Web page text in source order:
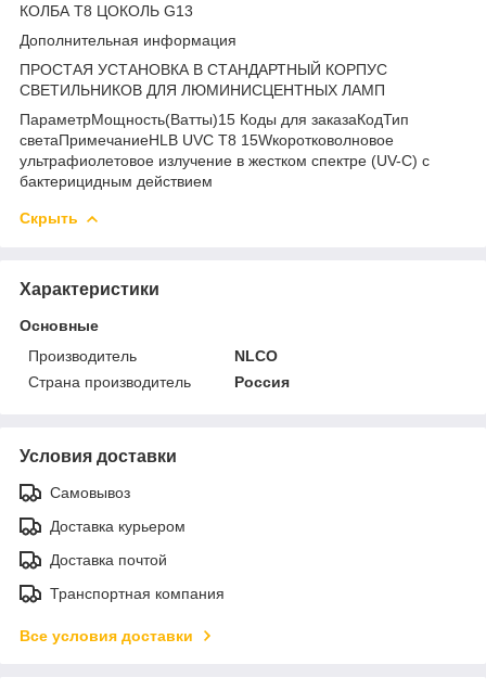
КОЛБА Т8 ЦОКОЛЬ G13
Дополнительная информация
ПРОСТАЯ УСТАНОВКА В СТАНДАРТНЫЙ КОРПУС
СВЕТИЛЬНИКОВ ДЛЯ ЛЮМИНИСЦЕНТНЫХ ЛАМП
ПараметрМощность(Ватты)15 Коды для заказаКодТип
светаПримечаниеHLB UVC T8 15Wкоротковолновое
ультрафиолетовое излучение в жестком спектре (UV-C) с
бактерицидным действием
Скрыть
Характеристики
Основные
Производитель
NLCO
Страна производитель
Россия
Условия доставки
Самовывоз
Доставка курьером
Доставка почтой
Транспортная компания
Все условия доставки